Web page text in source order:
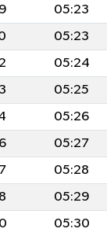
05:23
05:23
05:24
05:25
05:26
05:27
05:28
05:29
05:30